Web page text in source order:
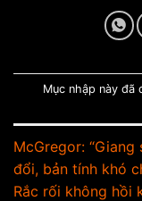
Mục nhập này đã
McGregor: “Giang
đổi, bản tính khó
Rắc rối không hồi